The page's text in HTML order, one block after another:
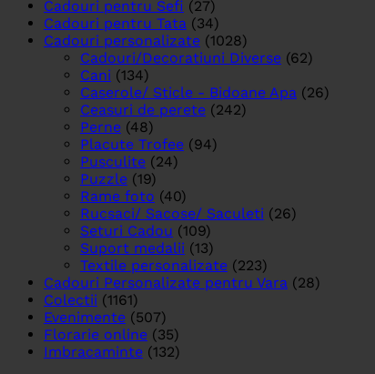
Cadouri pentru Sefi (27)
Cadouri pentru Tata (34)
Cadouri personalizate (1028)
Cadouri/Decoratiuni Diverse (62)
Cani (134)
Caserole/ Sticle - Bidoane Apa (26)
Ceasuri de perete (242)
Perne (48)
Placute Trofee (94)
Pusculite (24)
Puzzle (19)
Rame foto (40)
Rucsaci/ Sacose/ Saculeti (26)
Seturi Cadou (109)
Suport medalii (13)
Textile personalizate (223)
Cadouri Personalizate pentru Vara (28)
Colectii (1161)
Evenimente (507)
Florarie online (35)
Imbracaminte (132)